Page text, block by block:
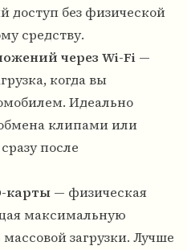
доступ без физической
средству.
через Wi-Fi —
когда вы
Идеально
клипами или
после
карты — физическая
максимальную
загрузки. Лучше